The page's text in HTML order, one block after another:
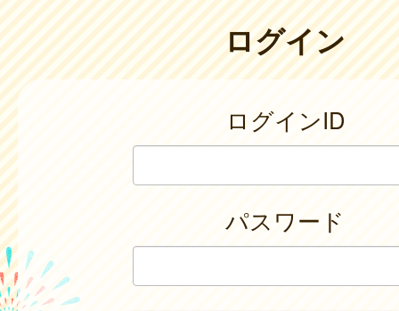
ログイン
ログインID
パスワード